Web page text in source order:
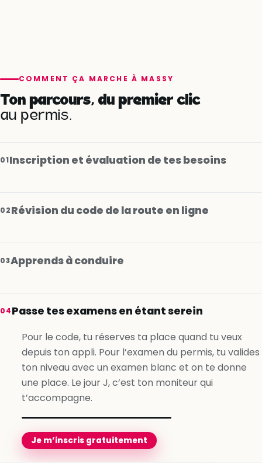
COMMENT ÇA MARCHE À MASSY
Ton parcours, du premier clic
au permis.
01Inscription et évaluation de tes besoins
02Révision du code de la route en ligne
03Apprends à conduire
Je m’inscris gratuitement
04Passe tes examens en étant serein
Pour le code, tu réserves ta place quand tu veux
depuis ton appli. Pour l’examen du permis, tu valides
ton niveau avec un examen blanc et on te donne
une place. Le jour J, c’est ton moniteur qui
t’accompagne.
Je m’inscris gratuitement